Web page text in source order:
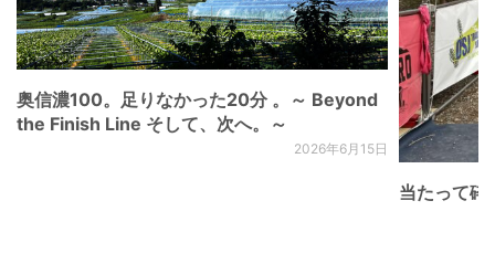
奥信濃100。足りなかった20分 。～ Beyond
the Finish Line そして、次へ。～
2026年6月15日
当たって砕